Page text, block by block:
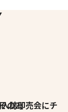
ャレンジ その2」